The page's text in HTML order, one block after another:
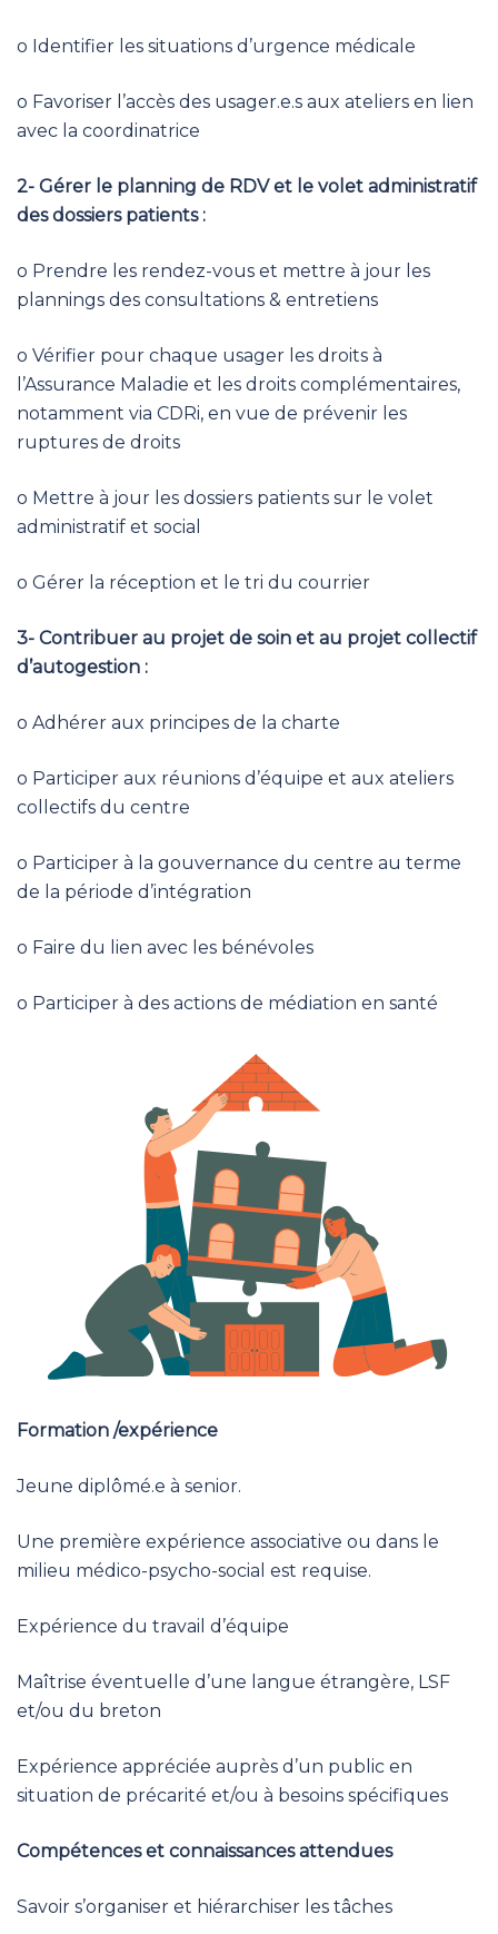
o Identifier les situations d’urgence médicale
o Favoriser l’accès des usager.e.s aux ateliers en lien
avec la coordinatrice
2- Gérer le planning de RDV et le volet administratif
des dossiers patients :
o Prendre les rendez-vous et mettre à jour les
plannings des consultations & entretiens
o Vérifier pour chaque usager les droits à
l’Assurance Maladie et les droits complémentaires,
notamment via CDRi, en vue de prévenir les
ruptures de droits
o Mettre à jour les dossiers patients sur le volet
administratif et social
o Gérer la réception et le tri du courrier
3- Contribuer au projet de soin et au projet collectif
d’autogestion :
o Adhérer aux principes de la charte
o Participer aux réunions d’équipe et aux ateliers
collectifs du centre
o Participer à la gouvernance du centre au terme
de la période d’intégration
o Faire du lien avec les bénévoles
o Participer à des actions de médiation en santé
Formation /expérience
Jeune diplômé.e à senior.
Une première expérience associative ou dans le
milieu médico-psycho-social est requise.
Expérience du travail d’équipe
Maîtrise éventuelle d’une langue étrangère, LSF
et/ou du breton
Expérience appréciée auprès d’un public en
situation de précarité et/ou à besoins spécifiques
Compétences et connaissances attendues
Savoir s’organiser et hiérarchiser les tâches